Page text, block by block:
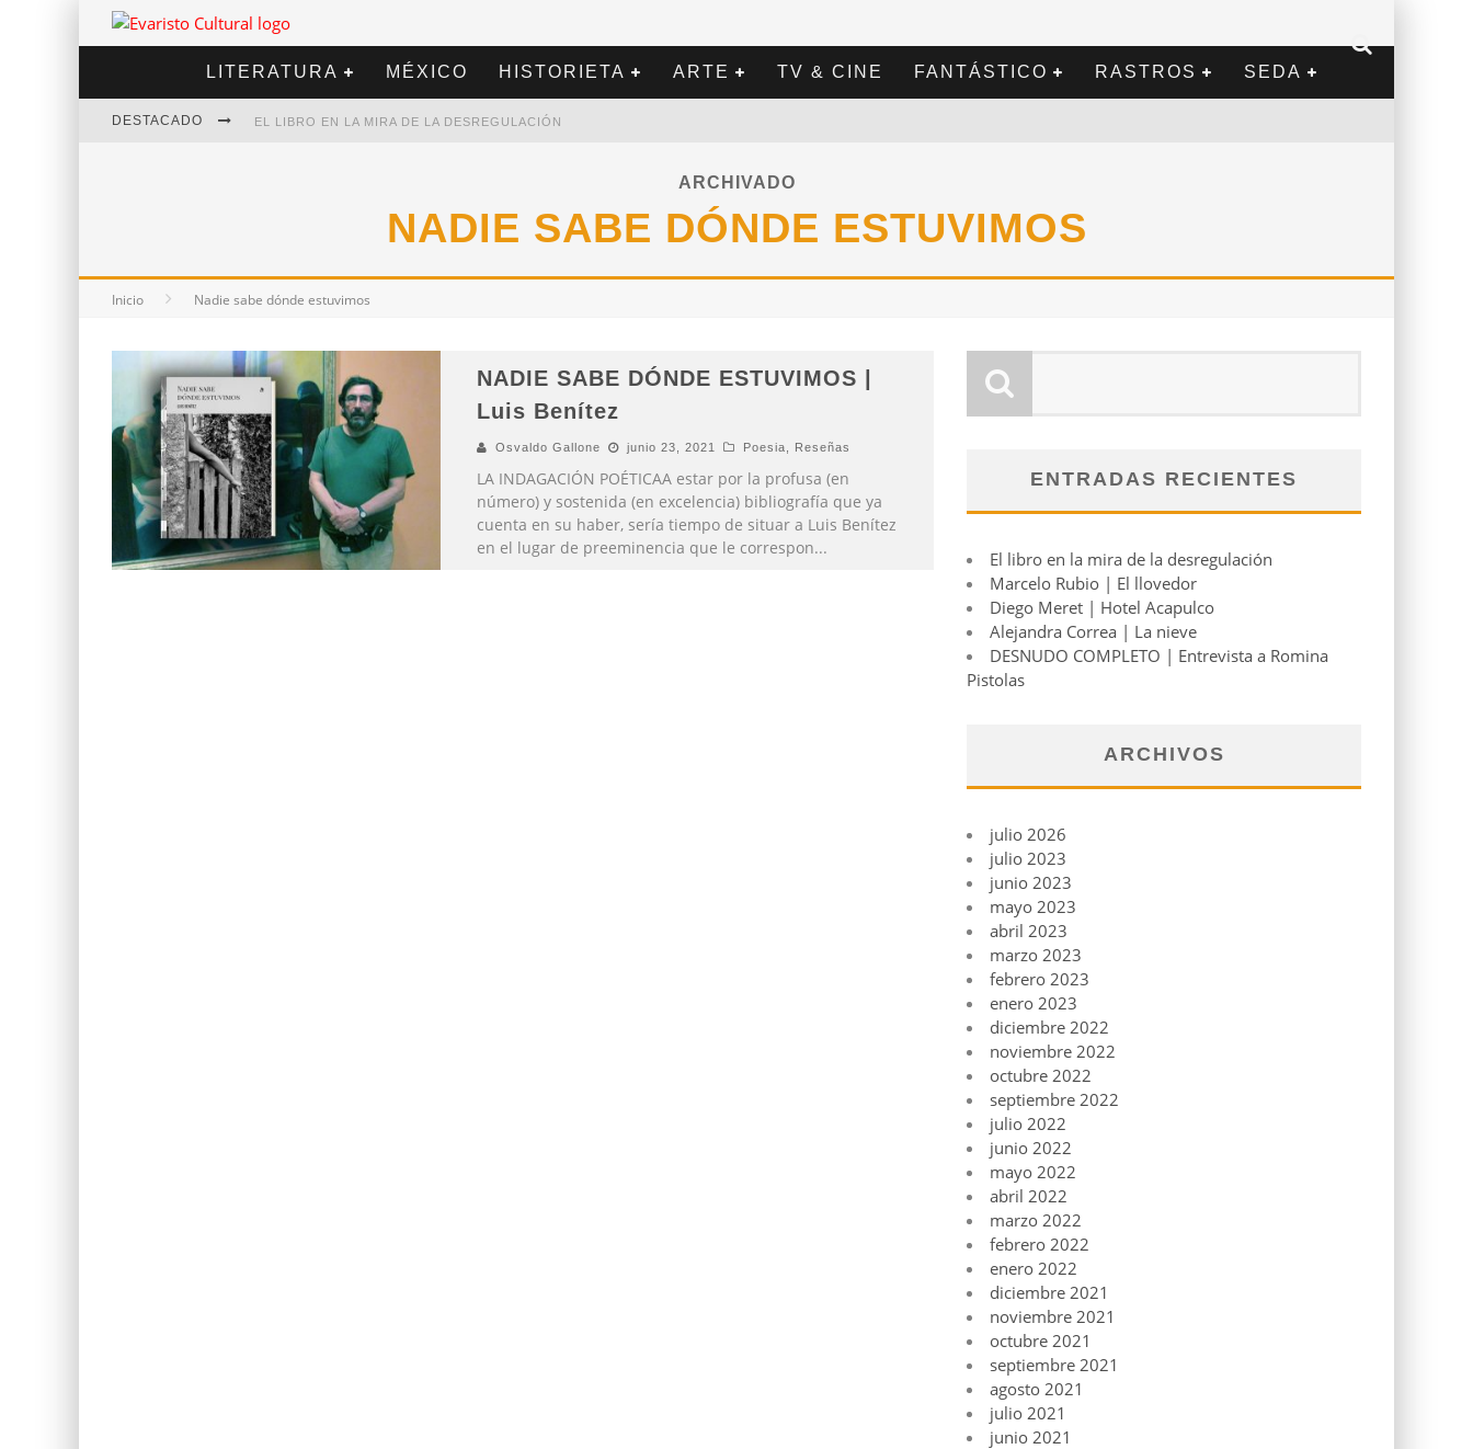
LITERATURA MÉXICO HISTORIETA ARTE TV & CINE FANTÁSTICO RASTROS SEDA
DESTACADO EL LIBRO EN LA MIRA DE LA DESREGULACIÓN
DIEGO MERET | HOTEL ACAPULCO
ARCHIVADO
NADIE SABE DÓNDE ESTUVIMOS
Inicio Nadie sabe dónde estuvimos
NADIE SABE DÓNDE ESTUVIMOS |
Luis Benítez
Osvaldo Gallone junio 23, 2021 Poesia Reseñas
LA INDAGACIÓN POÉTICAA estar por la profusa (en
número) y sostenida (en excelencia) bibliografía que ya
cuenta en su haber, sería tiempo de situar a Luis Benítez
en el lugar de preeminencia que le correspon...
ENTRADAS RECIENTES
El libro en la mira de la desregulación
Marcelo Rubio | El llovedor
Diego Meret | Hotel Acapulco
Alejandra Correa | La nieve
DESNUDO COMPLETO | Entrevista a Romina
Pistolas
ARCHIVOS
julio 2026
julio 2023
junio 2023
mayo 2023
abril 2023
marzo 2023
febrero 2023
enero 2023
diciembre 2022
noviembre 2022
octubre 2022
septiembre 2022
julio 2022
junio 2022
mayo 2022
abril 2022
marzo 2022
febrero 2022
enero 2022
diciembre 2021
noviembre 2021
octubre 2021
septiembre 2021
agosto 2021
julio 2021
junio 2021